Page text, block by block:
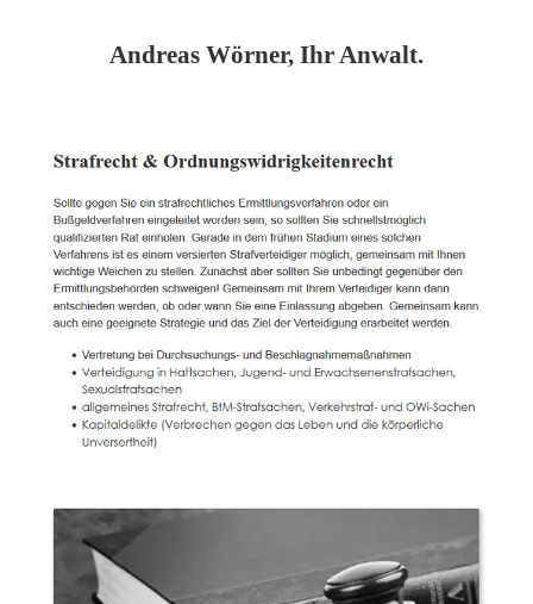
Andreas Wörner, Ihr Anwalt.